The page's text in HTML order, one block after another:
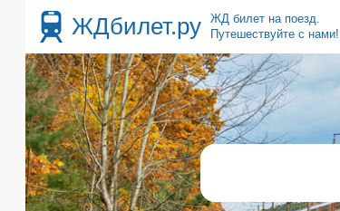
ЖДбилет.ру
ЖД билет на поезд.
Путешествуйте с нами!